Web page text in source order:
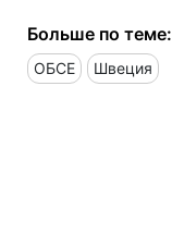
Больше по теме:
ОБСЕ Швеция